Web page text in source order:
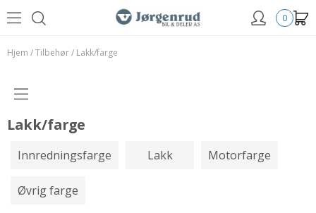
0
Hjem /Tilbehør/ Lakk/farge
Lakk/farge
Innredningsfarge Lakk Motorfarge
Øvrig farge